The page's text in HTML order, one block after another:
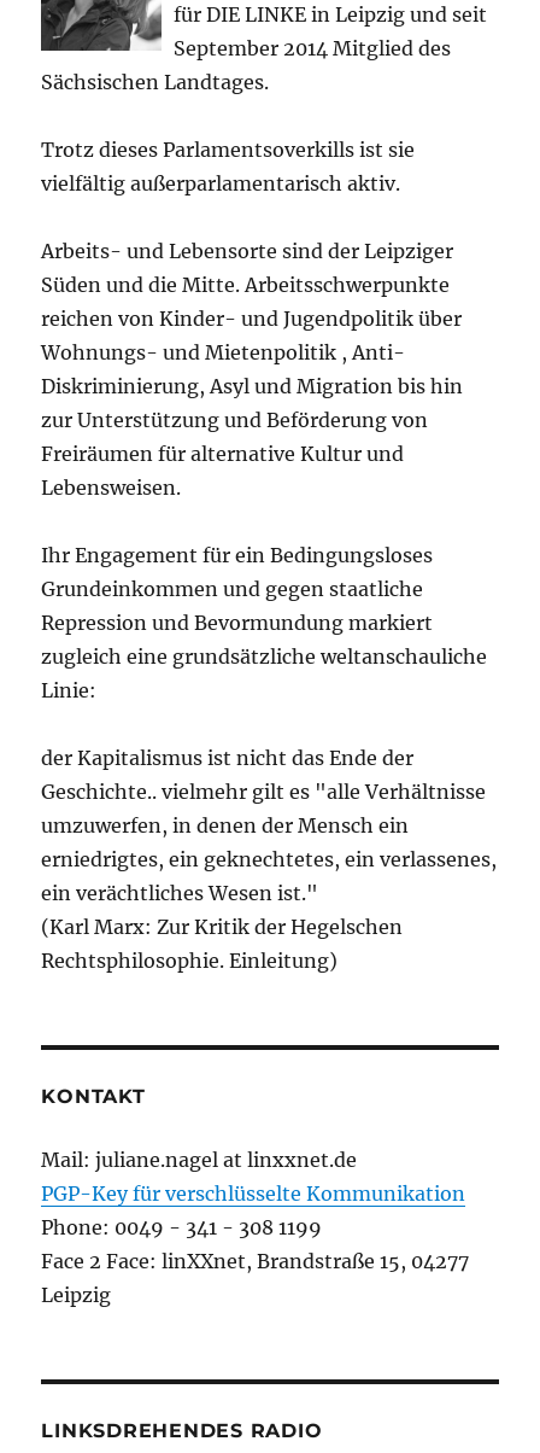
für DIE LINKE in Leipzig und seit
September 2014 Mitglied des
Sächsischen Landtages.
Trotz dieses Parlamentsoverkills ist sie
vielfältig außerparlamentarisch aktiv.
Arbeits- und Lebensorte sind der Leipziger
Süden und die Mitte. Arbeitsschwerpunkte
reichen von Kinder- und Jugendpolitik über
Wohnungs- und Mietenpolitik , Anti-
Diskriminierung, Asyl und Migration bis hin
zur Unterstützung und Beförderung von
Freiräumen für alternative Kultur und
Lebensweisen.
Ihr Engagement für ein Bedingungsloses
Grundeinkommen und gegen staatliche
Repression und Bevormundung markiert
zugleich eine grundsätzliche weltanschauliche
Linie:
der Kapitalismus ist nicht das Ende der
Geschichte.. vielmehr gilt es "alle Verhältnisse
umzuwerfen, in denen der Mensch ein
erniedrigtes, ein geknechtetes, ein verlassenes,
ein verächtliches Wesen ist."
(Karl Marx: Zur Kritik der Hegelschen
Rechtsphilosophie. Einleitung)
KONTAKT
Mail: juliane.nagel at linxxnet.de
PGP-Key für verschlüsselte Kommunikation
Phone: 0049 - 341 - 308 1199
Face 2 Face: linXXnet, Brandstraße 15, 04277
Leipzig
LINKSDREHENDES RADIO